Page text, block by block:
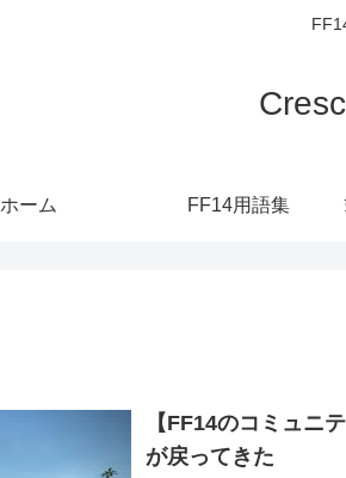
ホーム FF14用語集
【FF14のコミュニ
が戻ってきた